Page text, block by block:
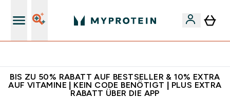
BIS ZU 50% RABATT AUF BESTSELLER & 10% EXTRA
AUF VITAMINE | KEIN CODE BENÖTIGT | PLUS EXTRA
RABATT ÜBER DIE APP